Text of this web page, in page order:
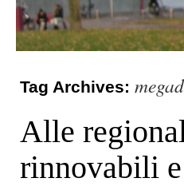
Tag Archives:
Alle
rinnovabili